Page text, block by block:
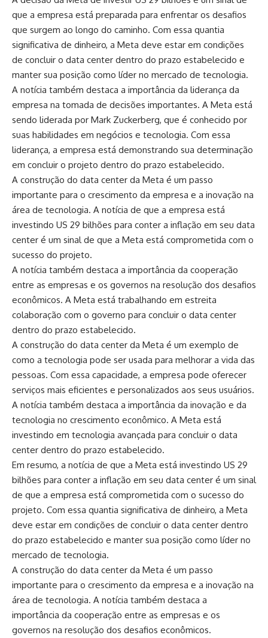
que a empresa está preparada para enfrentar os desafios
que surgem ao longo do caminho. Com essa quantia
significativa de dinheiro, a Meta deve estar em condições
de concluir o data center dentro do prazo estabelecido e
manter sua posição como líder no mercado de tecnologia.
A notícia também destaca a importância da liderança da
empresa na tomada de decisões importantes. A Meta está
sendo liderada por Mark Zuckerberg, que é conhecido por
suas habilidades em negócios e tecnologia. Com essa
liderança, a empresa está demonstrando sua determinação
em concluir o projeto dentro do prazo estabelecido.
A construção do data center da Meta é um passo
importante para o crescimento da empresa e a inovação na
área de tecnologia. A notícia de que a empresa está
investindo US 29 bilhões para conter a inflação em seu data
center é um sinal de que a Meta está comprometida com o
sucesso do projeto.
A notícia também destaca a importância da cooperação
entre as empresas e os governos na resolução dos desafios
econômicos. A Meta está trabalhando em estreita
colaboração com o governo para concluir o data center
dentro do prazo estabelecido.
A construção do data center da Meta é um exemplo de
como a tecnologia pode ser usada para melhorar a vida das
pessoas. Com essa capacidade, a empresa pode oferecer
serviços mais eficientes e personalizados aos seus usuários.
A notícia também destaca a importância da inovação e da
tecnologia no crescimento econômico. A Meta está
investindo em tecnologia avançada para concluir o data
center dentro do prazo estabelecido.
Em resumo, a notícia de que a Meta está investindo US 29
bilhões para conter a inflação em seu data center é um sinal
de que a empresa está comprometida com o sucesso do
projeto. Com essa quantia significativa de dinheiro, a Meta
deve estar em condições de concluir o data center dentro
do prazo estabelecido e manter sua posição como líder no
mercado de tecnologia.
A construção do data center da Meta é um passo
importante para o crescimento da empresa e a inovação na
área de tecnologia. A notícia também destaca a
importância da cooperação entre as empresas e os
governos na resolução dos desafios econômicos.
Cachoeiras de tirar o fôlego
Experiências além das trilhas
Dicas essenciais para aproveitar a viagem
Preservação ambiental e turismo consciente
Conclusão
Melhor época para visitar a Chapada dos
Veadeiros
Escolher o período ideal para explorar a Chapada faz toda a
diferença. De acordo com Leonardo Rocha de Almeida
Abreu, a estação seca, que vai de maio a setembro, é a
mais recomendada, pois o clima está mais estável e as
trilhas ficam mais seguras. Nesse período, as águas estão
mais transparentes, o que garante experiências ainda mais
agradáveis nas cachoeiras e piscinas naturais.
Já entre outubro e abril, as chuvas tornam a vegetação mais
exuberante, mas é preciso redobrar a atenção, pois
algumas trilhas podem ficar escorregadias e o volume das
quedas d’água aumenta. Ainda assim, essa época é
excelente para quem busca apreciar a força da natureza em
sua plenitude.
Trilhas imperdíveis para todos os perfis
A Chapada dos Veadeiros conta com trilhas para diferentes
níveis de condicionamento físico e interesse. Entre as mais
conhecidas, estão:
Trilha dos Saltos e Carrossel: com cerca de 11 km, leva a
mirantes impressionantes e a quedas d’água de mais de 100
metros de altura.
Cânions e Cariocas: caminho de dificuldade moderada que
leva a piscinas naturais perfeitas para banho.
Vale da Lua: uma das paisagens mais famosas, formada por
rochas esculpidas pelo Rio São Miguel, criando um cenário
quase lunar.
Conforme Leonardo Rocha de Almeida Abreu, é
fundamental sempre verificar as condições climáticas antes
de iniciar as trilhas e, sempre que possível, contar com o
acompanhamento de guias locais.
Continue Lendo
RevistaEmpresa é o seu novo destino para se manter informado
sobre tudo o que acontece no mundo dos negócios. Nossas
notícias abrangem desde as últimas novidades em tecnologia e
economia até os principais acontecimentos do Brasil e do
mundo. Conteúdo de qualidade, atualizado em tempo real.
Densidade óssea em homens idosos e o que
poucos falam sobre osteoporose masculina
Notícias
Fiscalização da Polícia Federal reforça
segurança privada em eventos e expõe
desafios regulatórios no Brasil
Notícias
Revista Empresa - contato@revistaempresa.com.br- tel.(11)91754-6532